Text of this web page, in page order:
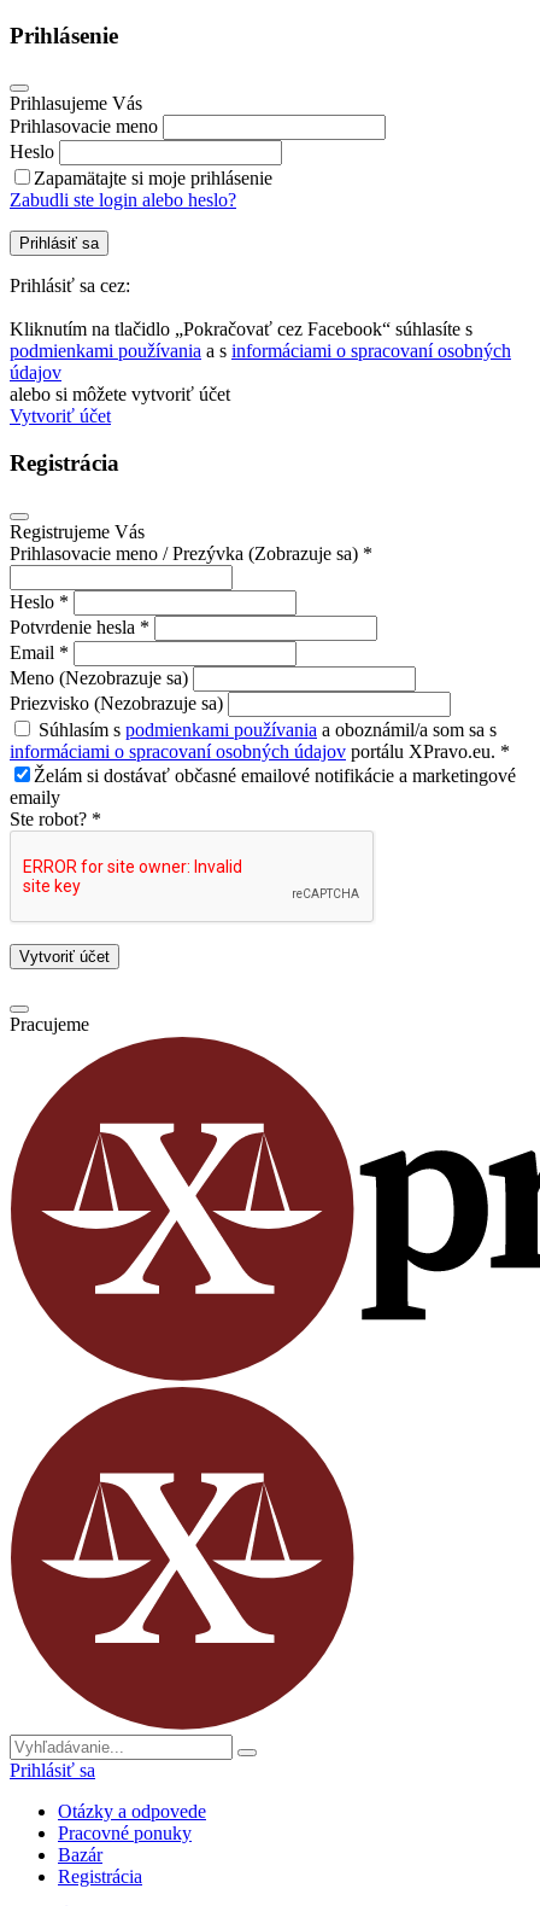
Prihlásenie
Prihlasujeme Vás
Prihlasovacie meno
Heslo
Zapamätajte si moje prihlásenie
Zabudli ste login alebo heslo?
Prihlásiť sa
Prihlásiť sa cez:
Kliknutím na tlačidlo „Pokračovať cez Facebook“ súhlasíte s
podmienkami používania a s informáciami o spracovaní osobných
údajov
alebo si môžete vytvoriť účet
Vytvoriť účet
Registrácia
Registrujeme Vás
Prihlasovacie meno / Prezývka (Zobrazuje sa) *
Heslo *
Potvrdenie hesla *
Email *
Meno (Nezobrazuje sa)
Priezvisko (Nezobrazuje sa)
Súhlasím s podmienkami používania a oboznámil/a som sa s
informáciami o spracovaní osobných údajov portálu XPravo.eu. *
Želám si dostávať občasné emailové notifikácie a marketingové
emaily
Ste robot? *
Vytvoriť účet
Pracujeme
Prihlásiť sa
Otázky a odpovede
Pracovné ponuky
Bazár
Registrácia